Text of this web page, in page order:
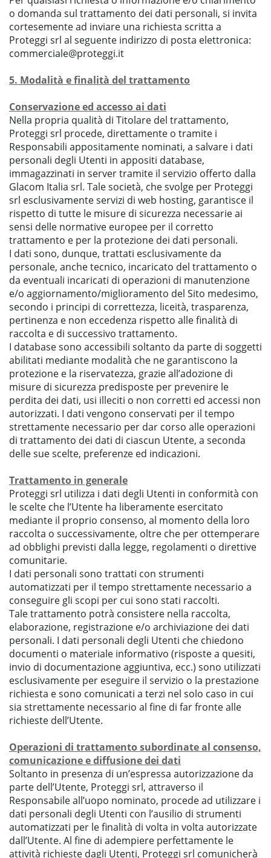
o domanda sul trattamento dei dati personali, si invita
cortesemente ad inviare una richiesta scritta a
Proteggi srl al seguente indirizzo di posta elettronica:
commerciale@proteggi.it
5. Modalità e finalità del trattamento
Conservazione ed accesso ai dati
Nella propria qualità di Titolare del trattamento,
Proteggi srl procede, direttamente o tramite i
Responsabili appositamente nominati, a salvare i dati
personali degli Utenti in appositi database,
immagazzinati in server tramite il servizio offerto dalla
Glacom Italia srl. Tale società, che svolge per Proteggi
srl esclusivamente servizi di web hosting, garantisce il
rispetto di tutte le misure di sicurezza necessarie ai
sensi delle normative europee per il corretto
trattamento e per la protezione dei dati personali.
I dati sono, dunque, trattati esclusivamente da
personale, anche tecnico, incaricato del trattamento o
da eventuali incaricati di operazioni di manutenzione
e/o aggiornamento/miglioramento del Sito medesimo,
secondo i principi di correttezza, liceità, trasparenza,
pertinenza e non eccedenza rispetto alle finalità di
raccolta e di successivo trattamento.
I database sono accessibili soltanto da parte di soggetti
abilitati mediante modalità che ne garantiscono la
protezione e la riservatezza, grazie all’adozione di
misure di sicurezza predisposte per prevenire le
perdita dei dati, usi illeciti o non corretti ed accessi non
autorizzati. I dati vengono conservati per il tempo
strettamente necessario per dar corso alle operazioni
di trattamento dei dati di ciascun Utente, a seconda
delle sue scelte, preferenze ed indicazioni.
Trattamento in generale
Proteggi srl utilizza i dati degli Utenti in conformità con
le scelte che l’Utente ha liberamente esercitato
mediante il proprio consenso, al momento della loro
raccolta o successivamente, oltre che per ottemperare
ad obblighi previsti dalla legge, regolamenti o direttive
comunitarie.
I dati personali sono trattati con strumenti
automatizzati per il tempo strettamente necessario a
conseguire gli scopi per cui sono stati raccolti.
Tale trattamento potrà consistere nella raccolta,
elaborazione, registrazione e/o archiviazione dei dati
personali. I dati personali degli Utenti che chiedono
documenti o materiale informativo (risposte a quesiti,
invio di documentazione aggiuntiva, ecc.) sono utilizzati
esclusivamente per eseguire il servizio o la prestazione
richiesta e sono comunicati a terzi nel solo caso in cui
sia strettamente necessario al fine di far fronte alle
richieste dell’Utente.
Operazioni di trattamento subordinate al consenso,
comunicazione e diffusione dei dati
Soltanto in presenza di un’espressa autorizzazione da
parte dell’Utente, Proteggi srl, attraverso il
Responsabile all’uopo nominato, procede ad utilizzare i
dati personali degli Utenti con l’ausilio di strumenti
automatizzati per le finalità di volta in volta autorizzate
dall’Utente. Al fine di adempiere perfettamente le
attività richieste dagli Utenti, Proteggi srl comunicherà